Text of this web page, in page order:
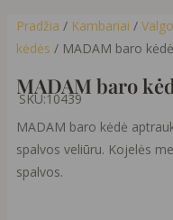
Pradžia / Kambariai /
kėdės / MADAM baro
MADAM baro
SKU:10439
MADAM baro kėdė
spalvos veliūru. Kojelės
spalvos.